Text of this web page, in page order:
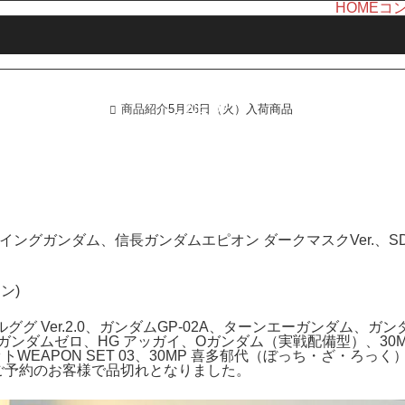
HOMEコ
LINE UP
ホーム
商品紹介5月26日（火）入荷商品
ングガンダム、信長ガンダムエピオン ダークマスクVer.、
)
グ Ver.2.0、ガンダムGP-02A、ターンエーガンダム、ガン
ダムゼロ、HG アッガイ、Oガンダム（実戦配備型）、
WEAPON SET 03、30MP 喜多郁代（ぼっち・ざ・ろっく
約のお客様で品切れとなりました。